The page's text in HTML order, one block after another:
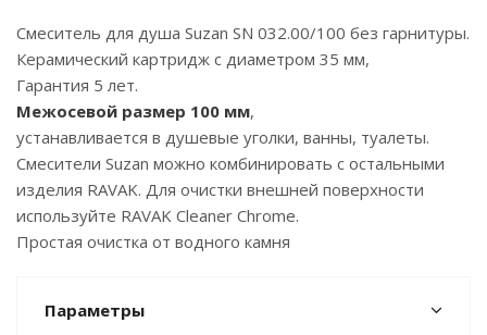
Смеситель для душа Suzan SN 032.00/100 без гарнитуры.
Керамический картридж с диаметром 35 мм,
Гарантия 5 лет.
Межосевой размер 100 мм,
устанавливается в душевые уголки, ванны, туалеты.
Смесители Suzan можно комбинировать с остальными
изделия RAVAK. Для очистки внешней поверхности
используйте RAVAK Cleaner Chrome.
Простая очистка от водного камня
Параметры